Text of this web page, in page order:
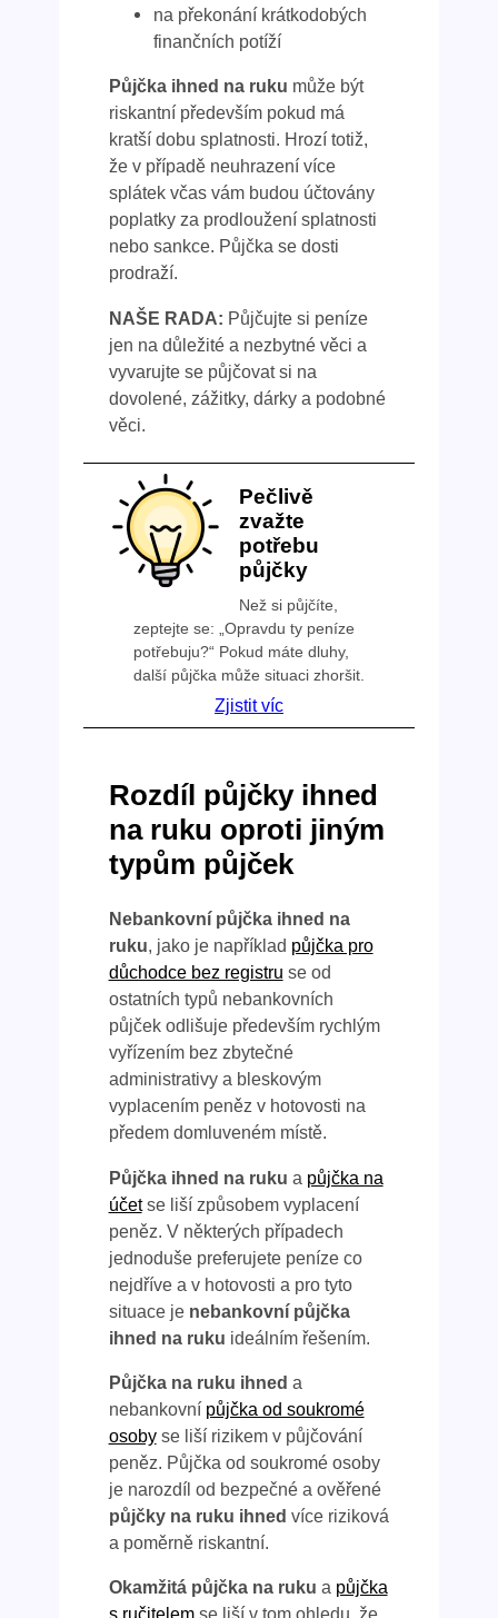
na překonání krátkodobých
finančních potíží
Půjčka ihned na ruku může být
riskantní především pokud má
kratší dobu splatnosti. Hrozí totiž,
že v případě neuhrazení více
splátek včas vám budou účtovány
poplatky za prodloužení splatnosti
nebo sankce. Půjčka se dosti
prodraží.
NAŠE RADA: Půjčujte si peníze
jen na důležité a nezbytné věci a
vyvarujte se půjčovat si na
dovolené, zážitky, dárky a podobné
věci.
Pečlivě
zvažte
potřebu
půjčky
Než si půjčíte,
zeptejte se: „Opravdu ty peníze
potřebuju?“ Pokud máte dluhy,
další půjčka může situaci zhoršit.
Zjistit víc
Rozdíl půjčky ihned
na ruku oproti jiným
typům půjček
Nebankovní půjčka ihned na
ruku, jako je například půjčka pro
důchodce bez registru se od
ostatních typů nebankovních
půjček odlišuje především rychlým
vyřízením bez zbytečné
administrativy a bleskovým
vyplacením peněz v hotovosti na
předem domluveném místě.
Půjčka ihned na ruku a půjčka na
účetse liší způsobem vyplacení
peněz. V některých případech
jednoduše preferujete peníze co
nejdříve a v hotovosti a pro tyto
situace je nebankovní půjčka
ihned na ruku ideálním řešením.
Půjčka na ruku ihned a
nebankovní půjčka od soukromé
osobyse liší rizikem v půjčování
peněz. Půjčka od soukromé osoby
je narozdíl od bezpečné a ověřené
půjčky na ruku ihned více riziková
a poměrně riskantní.
Okamžitá půjčka na ruku a půjčka
s ručitelemse liší v tom ohledu, že